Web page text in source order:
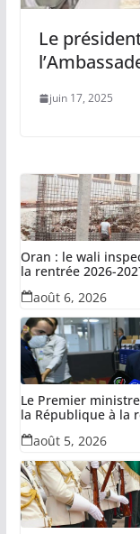
Le
juin 17, 2025
Oran : le wali
la rentrée 2026-
août 6, 2026
Le Premier
la République à la
confisquées dans
détournés
août 5, 2026